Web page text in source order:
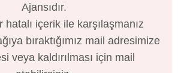
Ajansıdır.
hatalı içerik ile karşılaşmanız
bıraktığımız mail adresimize
veya kaldırılması için mail